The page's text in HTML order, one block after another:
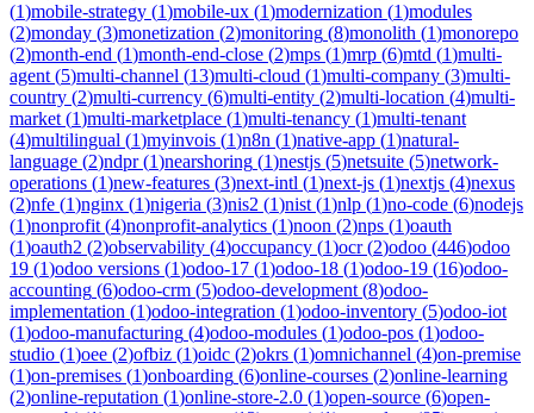
(1)mobile-strategy (1)mobile-ux (1)modernization (1)modules
(2)monday (3)monetization (2)monitoring (8)monolith (1)monorepo
(2)month-end (1)month-end-close (2)mps (1)mrp (6)mtd (1)multi-
agent (5)multi-channel (13)multi-cloud (1)multi-company (3)multi-
country (2)multi-currency (6)multi-entity (2)multi-location (4)multi-
market (1)multi-marketplace (1)multi-tenancy (1)multi-tenant
(4)multilingual (1)myinvois (1)n8n (1)native-app (1)natural-
language (2)ndpr(1)nearshoring (1)nestjs (5)netsuite (5)network-
operations (1)new-features (3)next-intl (1)next-js (1)nextjs (4)nexus
(2)nfe (1)nginx (1)nigeria (3)nis2 (1)nist (1)nlp (1)no-code (6)nodejs
(1)nonprofit (4)nonprofit-analytics (1)noon (2)nps (1)oauth
(1)oauth2 (2)observability (4)occupancy (1)ocr(2)odoo (446)odoo
19 (1)odoo versions (1)odoo-17 (1)odoo-18 (1)odoo-19 (16)odoo-
accounting (6)odoo-crm (5)odoo-development (8)odoo-
implementation (1)odoo-integration (1)odoo-inventory (5)odoo-iot
(1)odoo-manufacturing (4)odoo-modules (1)odoo-pos (1)odoo-
studio (1)oee (2)ofbiz (1)oidc (2)okrs (1)omnichannel (4)on-premise
(1)on-premises (1)onboarding (6)online-courses (2)online-learning
(2)online-reputation (1)online-store-2.0 (1)open-source (6)open-